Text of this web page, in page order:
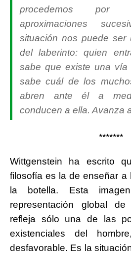
procedemos por
aproximaciones
situación nos puede ser
del laberinto: quien
sabe que existe una vía
sabe cuál de los
abren ante él a
conducen a ella. Avanza
*******
Wittgenstein ha escrito
filosofía es la de enseñar a
la botella. Esta
representación global
refleja sólo una de las
existenciales del
desfavorable. Es la